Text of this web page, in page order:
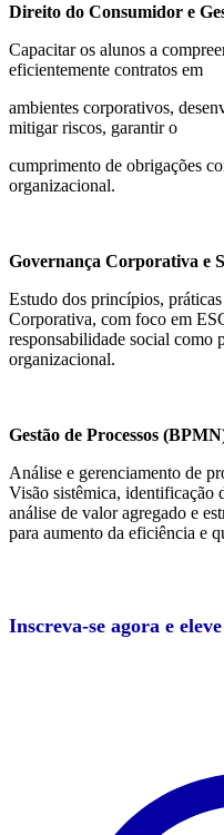
Direito do Consumidor e
Capacitar os alunos a
eficientemente contratos em
ambientes corporativos,
mitigar riscos, garantir o
cumprimento de obrigações
organizacional.
Governança Corporativa e
Estudo dos princípios,
Corporativa, com foco em
responsabilidade social como
organizacional.
Gestão de Processos
Análise e gerenciamento de
Visão sistêmica, identificação
análise de valor agregado e
para aumento da eficiência e
Inscreva-se agora e